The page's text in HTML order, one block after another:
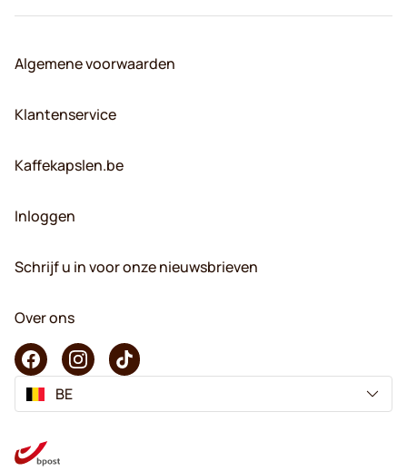
Algemene voorwaarden
Klantenservice
Kaffekapslen.be
Inloggen
Schrijf u in voor onze nieuwsbrieven
Over ons
BE